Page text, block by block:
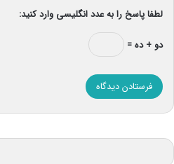
لطفا پاسخ را به عدد انگلیسی وارد کنید:
دو + ده =